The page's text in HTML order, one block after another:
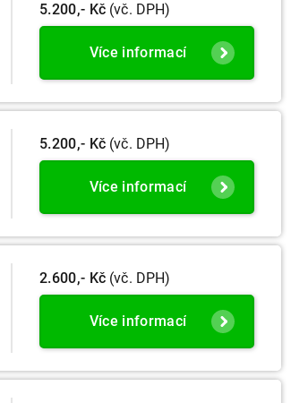
5.200,- Kč (vč. DPH)
Více informací
5.200,- Kč (vč. DPH)
Více informací
2.600,- Kč (vč. DPH)
Více informací